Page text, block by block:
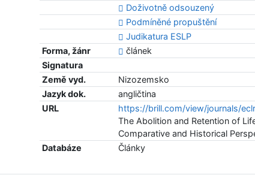
Doživotně odsouzený
Podmíněné propuštění
Judikatura ESLP
Forma, žánr
článek
Signatura
Země vyd.
Nizozemsko
Jazyk dok.
angličtina
URL
https://brill.com/view/journals/
The Abolition and Retention of
Comparative and Historical
Databáze
Články